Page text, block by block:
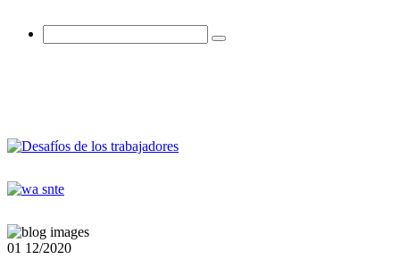
01 12/2020